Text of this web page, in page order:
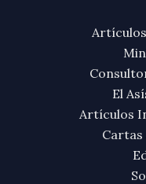
El
Artículos
Cartas